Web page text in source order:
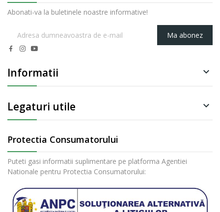
Abonati-va la buletinele noastre informative!
Ma abonez
Informatii 
Legaturi utile 
Protectia Consumatorului
Puteti gasi informatii suplimentare pe platforma Agentiei
Nationale pentru Protectia Consumatorului: